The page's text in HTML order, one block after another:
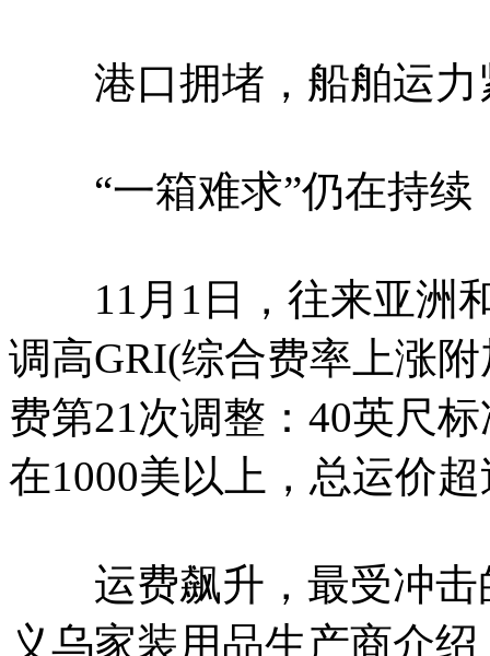
港口拥堵，船舶运力
“一箱难求”仍在持续
11月1日，往来亚洲和
调高GRI(综合费率上涨
费第21次调整：40英尺
在1000美以上，总运价
运费飙升，最受冲击
义乌家装用品生产商介